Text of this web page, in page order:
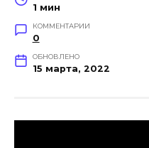
1 мин
КОММЕНТАРИИ
0
ОБНОВЛЕНО
15 марта, 2022